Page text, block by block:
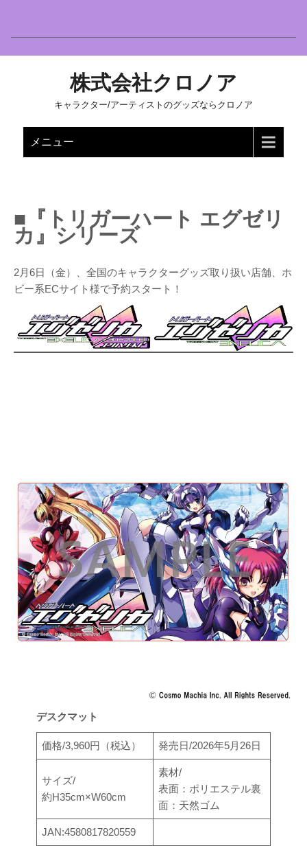
株式会社クロノア
キャラクター/アーティストのグッズならクロノア
メニュー
■『トリガーハート エグゼリ
カ』シリーズ
2月6日（金）、全国のキャラクターグッズ取り扱い店舗、ホ
ビー系ECサイト様で予約スタート！
デスクマット
価格/3,960円（税込） 発売日/2026年5月26日
サイズ/
約H35cm×W60cm
素材/
表面：ポリエステル裏
面：天然ゴム
JAN:4580817820559